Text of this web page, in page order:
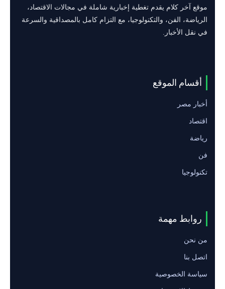
موقع آخر كلام يقدم تغطية إخبارية شاملة في مجالات الاقتصاد،
الرياضة، الفن، والتكنولوجيا، مع التزام كامل بالمصداقية والسرعة
في نقل الأخبار.
أقسام الموقع
أخبار مصر
اقتصاد
رياضة
فن
تكنولوجيا
روابط مهمة
من نحن
اتصل بنا
سياسة الخصوصية